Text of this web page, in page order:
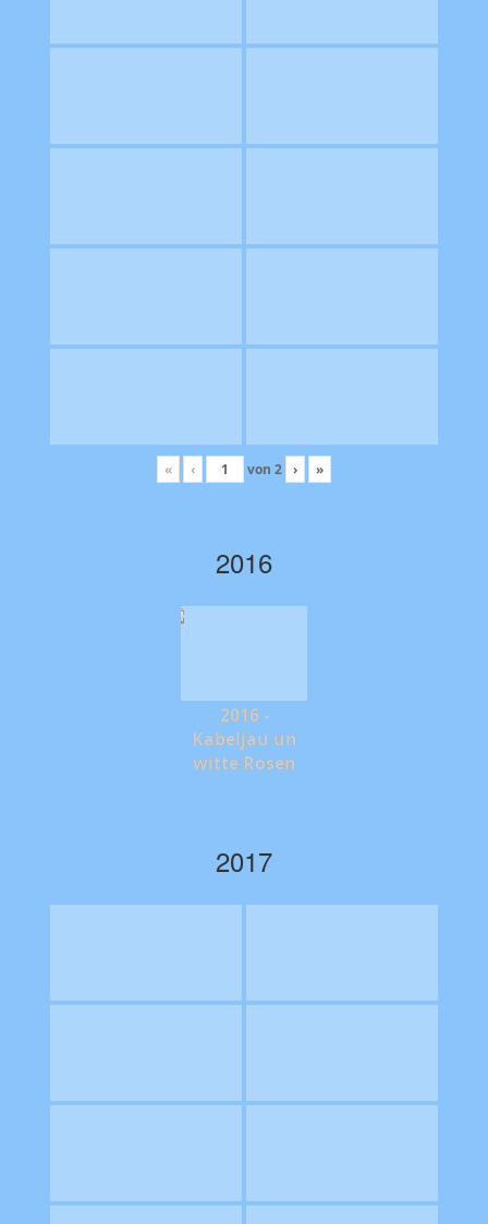
« ‹ von 2 › »
2016
2016 -
Kabeljau un
witte Rosen
2017